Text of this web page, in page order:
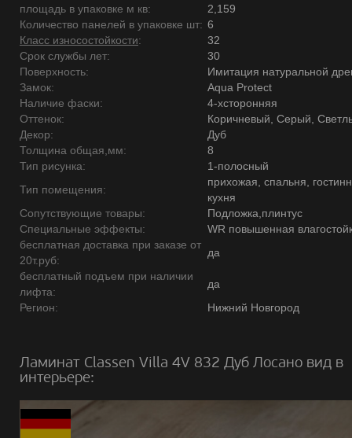
площадь в упаковке м кв:
2,159
Количество панелей в упаковке шт: 6
Класс износостойкости:
32
Срок службы лет:
30
Поверхность:
Имитация натуральной
Замок:
Aqua Protect
Наличие фаски:
4-хсторонняя
Оттенок:
Коричневый, Серый,
Декор:
Дуб
Толщина общая,мм:
8
Тип рисунка:
1-полосный
Тип помещения:
прихожая, спальня,
кухня
Сопутствующие товары:
Подложка,плинтус
Специальные эффекты:
WR повышенная
бесплатная доставка при заказе от
20т.руб:
да
бесплатный подъем при наличии
лифта:
да
Регион:
Нижний Новгород
Ламинат Classen Villa 4V 832 Дуб Лосано вид в
интерьере: